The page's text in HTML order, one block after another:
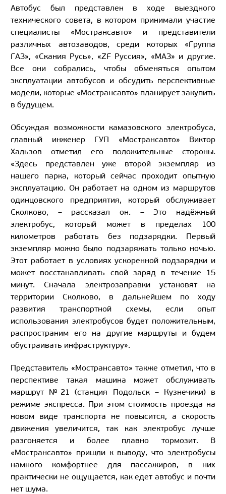
Автобус был представлен в ходе выездного
технического совета, в котором принимали участие
специалисты «Мострансавто» и представители
различных автозаводов, среди которых «Группа
ГАЗ», «Скания Русь», «ZF Руссия», «МАЗ» и другие.
Все они собрались, чтобы обменяться опытом
эксплуатации автобусов и обсудить перспективные
модели, которые «Мострансавто» планирует закупить
в будущем.
Обсуждая возможности камазовского электробуса,
главный инженер ГУП «Мострансавто» Виктор
Хальзов отметил его положительные стороны.
«Здесь представлен уже второй экземпляр из
нашего парка, который сейчас проходит опытную
эксплуатацию. Он работает на одном из маршрутов
одинцовского предприятия, который обслуживает
Сколково, – рассказал он. – Это надёжный
электробус, который может в пределах 100
километров работать без подзарядки. Первый
экземпляр можно было подзаряжать только ночью.
Этот работает в условиях ускоренной подзарядки и
может восстанавливать свой заряд в течение 15
минут. Сначала электрозаправки установят на
территории Сколково, в дальнейшем по ходу
развития транспортной схемы, если опыт
использования электробусов будет положительным,
распространим его на другие маршруты и будем
обустраивать инфраструктуру».
Представитель «Мострансавто» также отметил, что в
перспективе такая машина может обслуживать
маршрут №21 (станция Подольск – Кузнечики) в
режиме экспресса. При этом стоимость проезда на
новом виде транспорта не повысится, а скорость
движения увеличится, так как электробус лучше
разгоняется и более плавно тормозит. В
«Мострансавто» пришли к выводу, что электробусы
намного комфортнее для пассажиров, в них
практически не ощущается, как едет автобус и почти
нет шума.